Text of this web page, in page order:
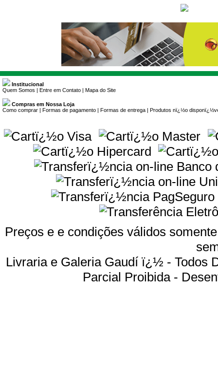
Institucional
Quem Somos
Entre em Contato Mapa do Site
Compras em Nossa Loja
Como comprar | Formas de pagamento | Formas de entrega | Produtos nï¿½o
Preços e e condições válidos
Livraria e Galeria Gaudí ï¿½ - Todos
Parcial Proibida -